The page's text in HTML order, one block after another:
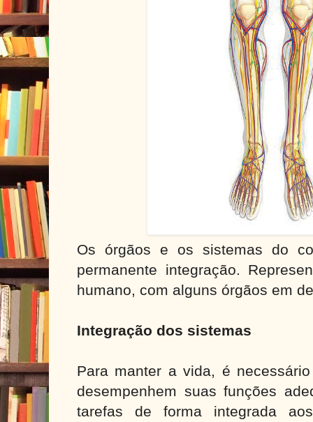
Os órgãos e os sistemas do
permanente integração.
humano, com alguns órgãos em
Integração dos sistemas
Para manter a vida, é
desempenhem suas funções
tarefas de forma integrada